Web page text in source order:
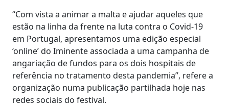
“Com vista a animar a malta e ajudar aqueles que
estão na linha da frente na luta contra o Covid-19
em Portugal, apresentamos uma edição especial
‘online’ do Iminente associada a uma campanha de
angariação de fundos para os dois hospitais de
referência no tratamento desta pandemia”, refere a
organização numa publicação partilhada hoje nas
redes sociais do festival.